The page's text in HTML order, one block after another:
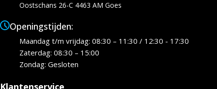
Oostschans 26-C 4463 AM Goes
Openingstijden:
Maandag t/m vrijdag: 08:30 – 11:30 / 12:30 - 17:30
Zaterdag: 08:30 – 15:00
Zondag: Gesloten
Klantenservice